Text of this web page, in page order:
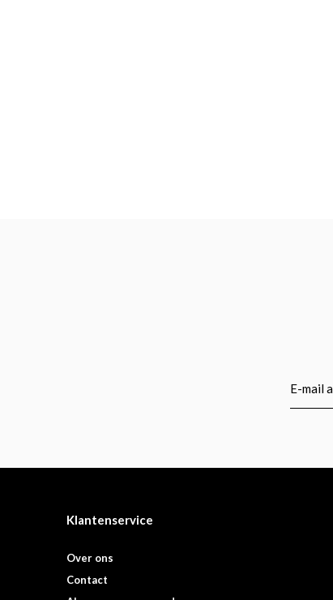
Klantenservice
Over ons
Contact